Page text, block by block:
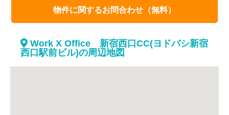
物件に関するお問合わせ（無料）
Work X Office 新宿西口CC(ヨドバシ新宿
西口駅前ビル)の周辺地図